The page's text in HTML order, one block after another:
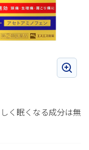
く眠くなる成分は無